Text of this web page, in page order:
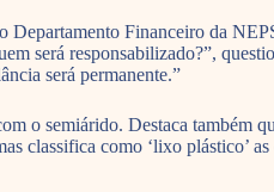
Financeiro da
será responsabilizado?”,
será permanente.”
o semiárido. Destaca também
classifica como ‘lixo plástico’